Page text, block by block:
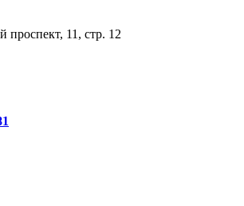
проспект, 11, стр. 12